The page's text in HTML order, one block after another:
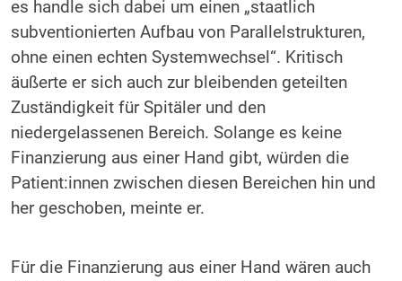
es handle sich dabei um einen „staatlich
subventionierten Aufbau von Parallelstrukturen,
ohne einen echten Systemwechsel“. Kritisch
äußerte er sich auch zur bleibenden geteilten
Zuständigkeit für Spitäler und den
niedergelassenen Bereich. Solange es keine
Finanzierung aus einer Hand gibt, würden die
Patient:innen zwischen diesen Bereichen hin und
her geschoben, meinte er.
Für die Finanzierung aus einer Hand wären auch